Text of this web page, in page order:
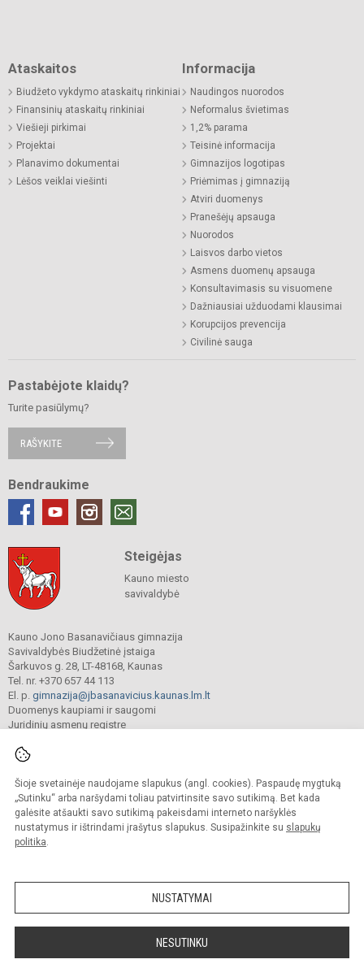
Šioje svetainėje naudojame slapukus (angl. cookies). Paspaudę mygtuką
„Sutinku“ arba naršydami toliau patvirtinsite savo sutikimą. Bet kada
galėsite atšaukti savo sutikimą pakeisdami interneto naršyklės
nustatymus ir ištrindami įrašytus slapukus. Susipažinkite su slapukų
politika.
NUSTATYMAI
NESUTINKU
Ataskaitos
Biudžeto vykdymo ataskaitų rinkiniai
Finansinių ataskaitų rinkiniai
Viešieji pirkimai
Projektai
Planavimo dokumentai
Lėšos veiklai viešinti
Informacija
Naudingos nuorodos
Neformalus švietimas
1,2% parama
Teisinė informacija
Gimnazijos logotipas
Priėmimas į gimnaziją
Atviri duomenys
Pranešėjų apsauga
Nuorodos
Laisvos darbo vietos
Asmens duomenų apsauga
Konsultavimasis su visuomene
Dažniausiai užduodami klausimai
Korupcijos prevencija
Civilinė sauga
Pastabėjote klaidų?
Turite pasiūlymų?
RAŠYKITE
Bendraukime
Steigėjas
Kauno miesto
savivaldybė
Kauno Jono Basanavičiaus gimnazija
Savivaldybės Biudžetinė įstaiga
Šarkuvos g. 28, LT-48168, Kaunas
Tel. nr. +370 657 44 113
El. p. gimnazija@jbasanavicius.kaunas.lm.lt
Duomenys kaupiami ir saugomi
Juridinių asmenų registre
© 2018. Kauno Jono Basanavičiaus gimnazija. Visos teisės saugomos.
Kopijuoti turinį be raštiško gimnazijos sutikimo griežtai draudžiama.
Versija neįgaliesiems Slapukų valdymas